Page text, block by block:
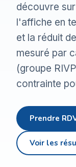
découvre
l'affiche en
et la réduit de
mesuré par
(groupe
contrainte
Prendre
Voir les